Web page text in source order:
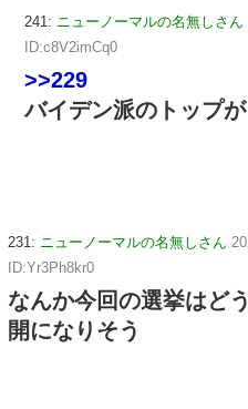
241: ニューノーマルの名無しさん
ID:c8V2imCq0
>>229
バイデン派のトップ
231: ニューノーマルの名無しさん
ID:Yr3Ph8kr0
なんか今回の選挙はど
開になりそう